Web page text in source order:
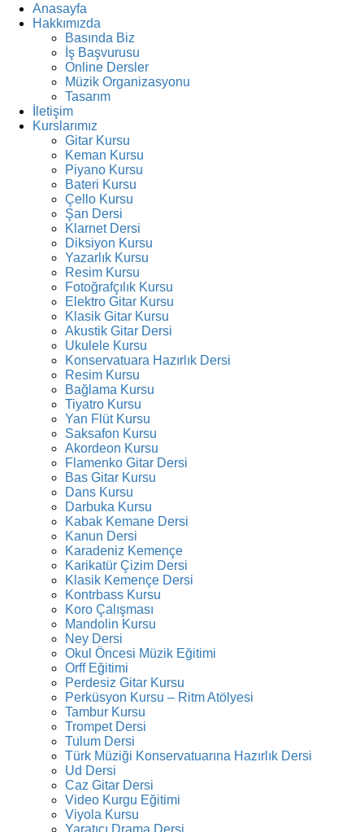
Anasayfa
Hakkımızda
Basında Biz
İş Başvurusu
Online Dersler
Müzik Organizasyonu
Tasarım
İletişim
Kurslarımız
Gitar Kursu
Keman Kursu
Piyano Kursu
Bateri Kursu
Çello Kursu
Şan Dersi
Klarnet Dersi
Diksiyon Kursu
Yazarlık Kursu
Resim Kursu
Fotoğrafçılık Kursu
Elektro Gitar Kursu
Klasik Gitar Kursu
Akustik Gitar Dersi
Ukulele Kursu
Konservatuara Hazırlık Dersi
Resim Kursu
Bağlama Kursu
Tiyatro Kursu
Yan Flüt Kursu
Saksafon Kursu
Akordeon Kursu
Flamenko Gitar Dersi
Bas Gitar Kursu
Dans Kursu
Darbuka Kursu
Kabak Kemane Dersi
Kanun Dersi
Karadeniz Kemençe
Karikatür Çizim Dersi
Klasik Kemençe Dersi
Kontrbass Kursu
Koro Çalışması
Mandolin Kursu
Ney Dersi
Okul Öncesi Müzik Eğitimi
Orff Eğitimi
Perdesiz Gitar Kursu
Perküsyon Kursu – Ritm Atölyesi
Tambur Kursu
Trompet Dersi
Tulum Dersi
Türk Müziği Konservatuarına Hazırlık Dersi
Ud Dersi
Caz Gitar Dersi
Video Kurgu Eğitimi
Viyola Kursu
Yaratıcı Drama Dersi